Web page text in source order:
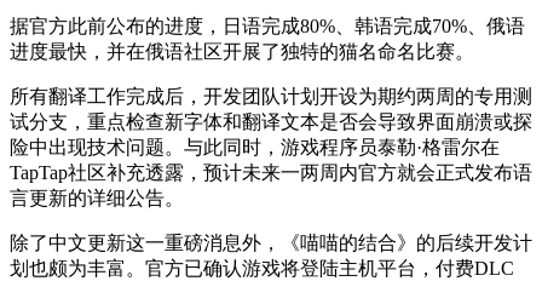
据官方此前公布的进度，日语完成80%、韩语完成70%、俄语
进度最快，并在俄语社区开展了独特的猫名命名比赛。
所有翻译工作完成后，开发团队计划开设为期约两周的专用测
试分支，重点检查新字体和翻译文本是否会导致界面崩溃或探
险中出现技术问题。与此同时，游戏程序员泰勒·格雷尔在
TapTap社区补充透露，预计未来一两周内官方就会正式发布语
言更新的详细公告。
除了中文更新这一重磅消息外，《喵喵的结合》的后续开发计
划也颇为丰富。官方已确认游戏将登陆主机平台，付费DLC